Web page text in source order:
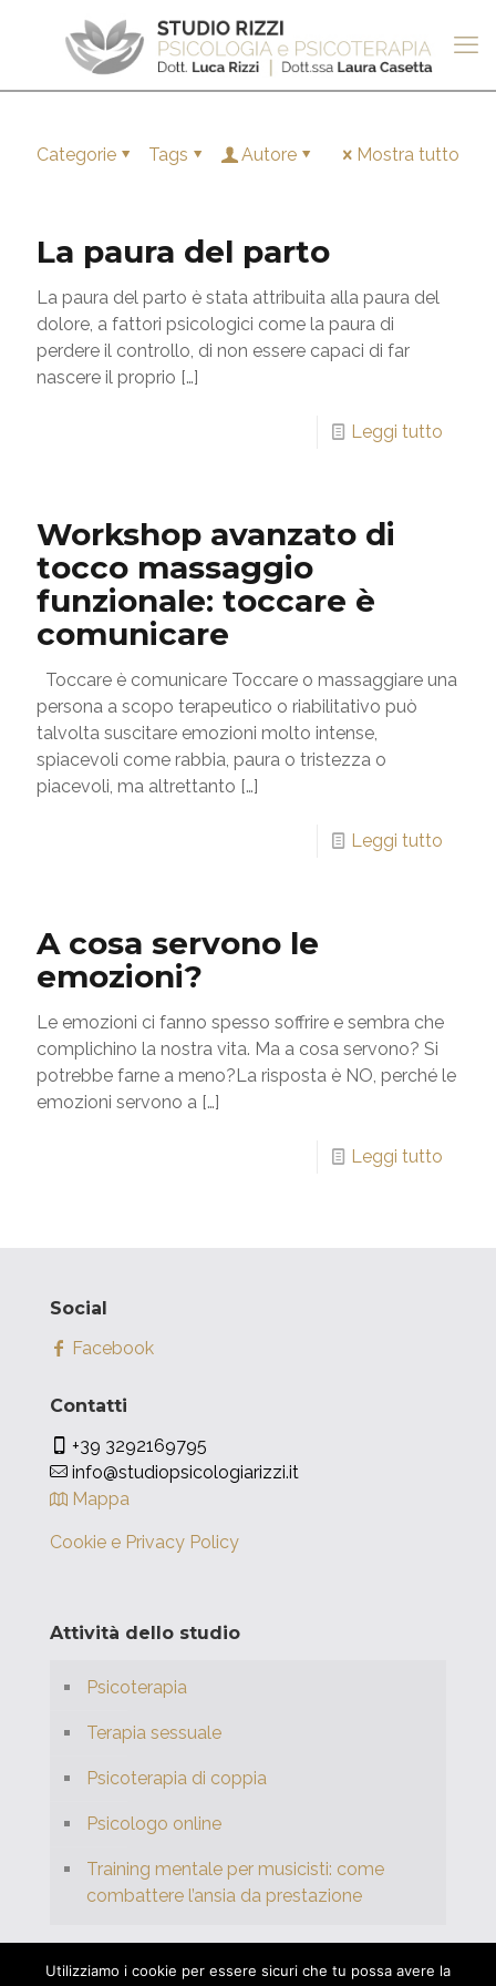
Categorie Tags Autore Mostra tutto
La paura del parto
La paura del parto è stata attribuita alla paura del
dolore, a fattori psicologici come la paura di
perdere il controllo, di non essere capaci di far
nascere il proprio […]
Leggi tutto
Workshop avanzato di
tocco massaggio
funzionale: toccare è
comunicare
Toccare è comunicare Toccare o massaggiare una
persona a scopo terapeutico o riabilitativo può
talvolta suscitare emozioni molto intense,
spiacevoli come rabbia, paura o tristezza o
piacevoli, ma altrettanto […]
Leggi tutto
A cosa servono le
emozioni?
Le emozioni ci fanno spesso soffrire e sembra che
complichino la nostra vita. Ma a cosa servono? Si
potrebbe farne a meno?La risposta è NO, perché le
emozioni servono a […]
Leggi tutto
Social
Facebook
Contatti
+39 3292169795
info@studiopsicologiarizzi.it
Mappa
Cookie e Privacy Policy
Attività dello studio
Psicoterapia
Terapia sessuale
Psicoterapia di coppia
Psicologo online
Training mentale per musicisti: come
combattere l’ansia da prestazione
Utilizziamo i cookie per essere sicuri che tu possa avere la